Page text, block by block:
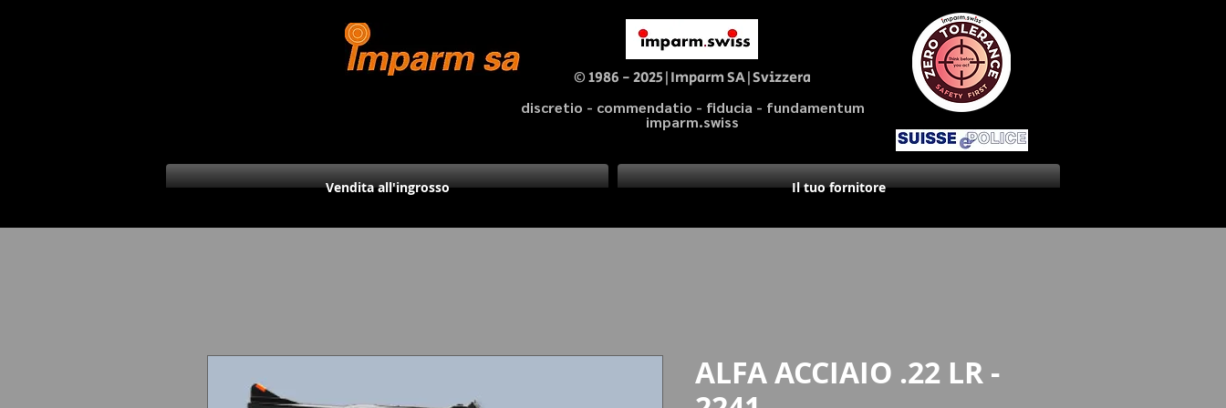
© 1986 - 2025|Imparm SA|Svizzera
discretio - commendatio - fiducia - fundamentum
imparm.swiss
Vendita all'ingrosso Il tuo fornitore
ALFA ACCIAIO .22 LR -